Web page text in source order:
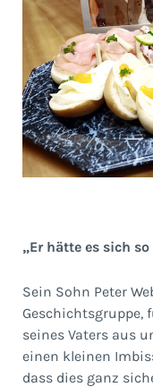
„Er hätte es sich
Sein Sohn Peter
Geschichtsgruppe,
seines Vaters aus
einen kleinen
dass dies ganz